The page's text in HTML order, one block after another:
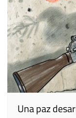
Una paz